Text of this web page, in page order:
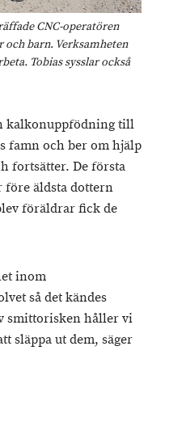
CNC-operatören
och barn. Verksamheten
Tobias sysslar också
kalkonuppfödning till
famn och ber om hjälp
fortsätter. De första
före äldsta dottern
föräldrar fick de
inom
så det kändes
smittorisken håller vi
släppa ut dem, säger